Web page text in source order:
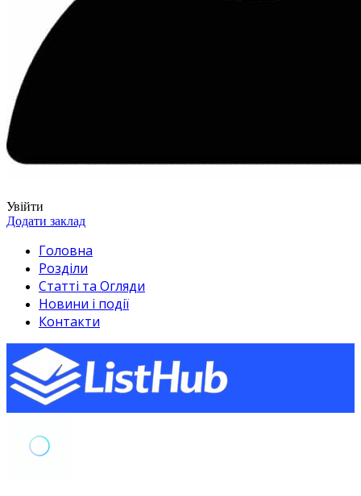
Увійти
Додати заклад
Головна
Розділи
Статті та Огляди
Новини і події
Контакти